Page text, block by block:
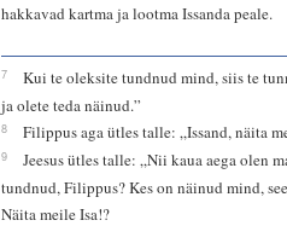
hakkavad kartma ja lootma Issanda peale.
7
Kui te oleksite tundnud mind, siis te
ja olete teda näinud.”
8 Filippus aga ütles talle: „Issand, näita
9
Jeesus ütles talle: „Nii kaua aega olen
tundnud, Filippus? Kes on näinud mind,
Näita meile Isa!?